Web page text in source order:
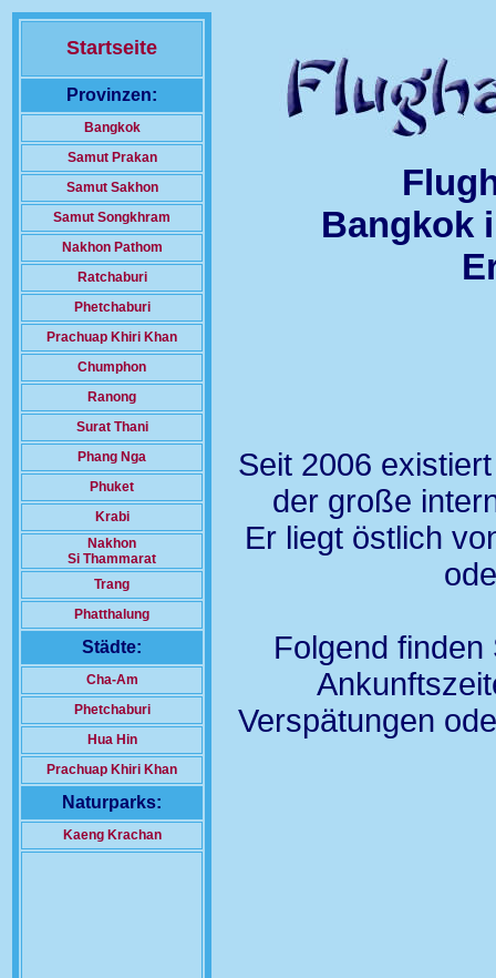
Startseite
Provinzen:
Bangkok
Samut Prakan
Samut Sakhon
Samut Songkhram
Nakhon Pathom
Ratchaburi
Phetchaburi
Prachuap Khiri Khan
Chumphon
Ranong
Surat Thani
Phang Nga
Phuket
Krabi
Nakhon
Si Thammarat
Trang
Phatthalung
Städte:
Cha-Am
Phetchaburi
Hua Hin
Prachuap Khiri Khan
Naturparks:
Kaeng Krachan
Bangkok
Seit 2006
der große
Er liegt östlich
Folgend finden
Verspätungen